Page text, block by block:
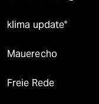
klima update°
Mauerecho
Freie Rede